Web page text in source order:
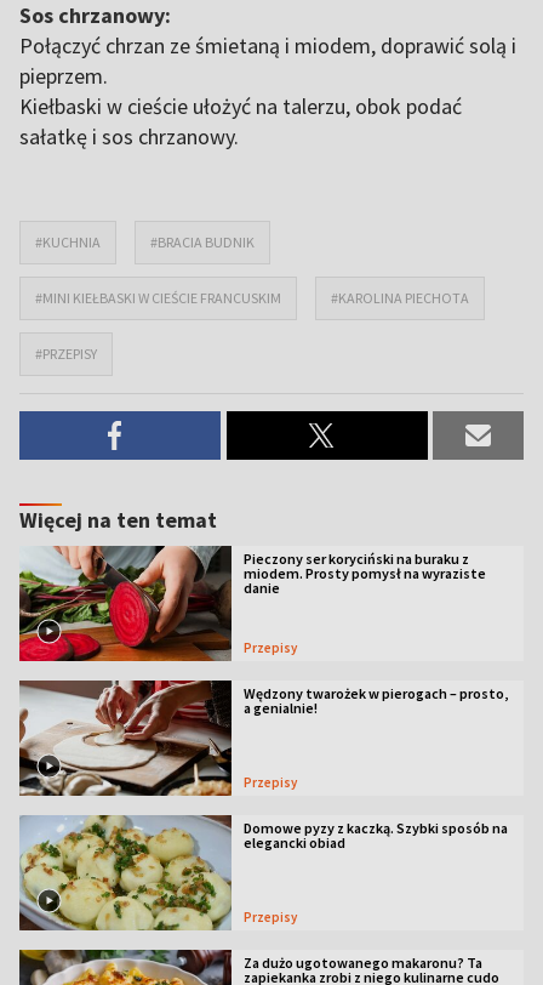
Sos chrzanowy:
Połączyć chrzan ze śmietaną i miodem, doprawić solą i
pieprzem.
Kiełbaski w cieście ułożyć na talerzu, obok podać
sałatkę i sos chrzanowy.
#KUCHNIA #BRACIA BUDNIK
#MINI KIEŁBASKI W CIEŚCIE FRANCUSKIM #KAROLINA PIECHOTA
#PRZEPISY
Więcej na ten temat
Pieczony ser koryciński na buraku z
miodem. Prosty pomysł na wyraziste
danie
Przepisy
Wędzony twarożek w pierogach – prosto,
a genialnie!
Przepisy
Domowe pyzy z kaczką. Szybki sposób na
elegancki obiad
Przepisy
Za dużo ugotowanego makaronu? Ta
zapiekanka zrobi z niego kulinarne cudo